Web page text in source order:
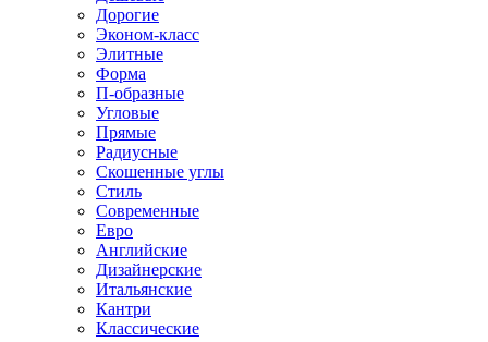
Дорогие
Эконом-класс
Элитные
Форма
П-образные
Угловые
Прямые
Радиусные
Скошенные углы
Стиль
Современные
Евро
Английские
Дизайнерские
Итальянские
Кантри
Классические